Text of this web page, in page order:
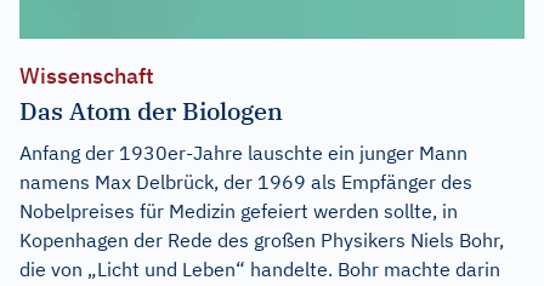
Wissenschaft
Das Atom der Biologen
Anfang der 1930er-Jahre lauschte ein junger Mann
namens Max Delbrück, der 1969 als Empfänger des
Nobelpreises für Medizin gefeiert werden sollte, in
Kopenhagen der Rede des großen Physikers Niels Bohr,
die von „Licht und Leben“ handelte. Bohr machte darin